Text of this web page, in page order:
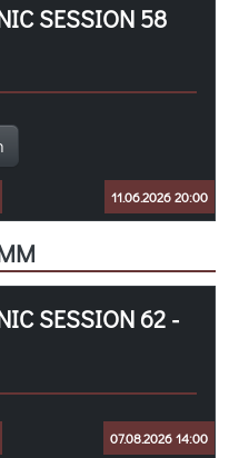
SESSION 58
11.06.2026 20:00
SESSION 62 -
07.08.2026 14:00